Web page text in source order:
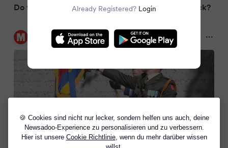
🍪 Cookies sind nicht nur lecker, sondern helfen uns auch, deine
Newsadoo-Experience zu personalisieren und zu verbessern.
Hier ist unsere Cookie Richtlinie, wenn du mehr darüber wissen
Do you think Ireland should remove the Triple Lock?
Irish Daily Mirror
2 months ago
Already Registered? Login